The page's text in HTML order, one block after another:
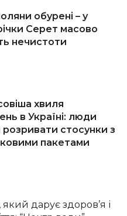
обурені – у
Серет масово
нечистоти
хвиля
в Україні: люди
розривати стосунки з
пакетами
який дарує здоров’я і